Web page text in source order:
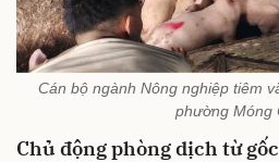
Cán bộ ngành Nông nghiệp tiêm
phường Móng
Chủ động phòng dịch từ gốc